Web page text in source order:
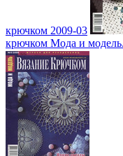
крючком 2009-03
крючком Мода и